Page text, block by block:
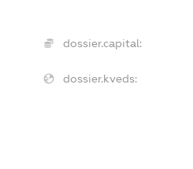
dossier.capital:
dossier.kveds: